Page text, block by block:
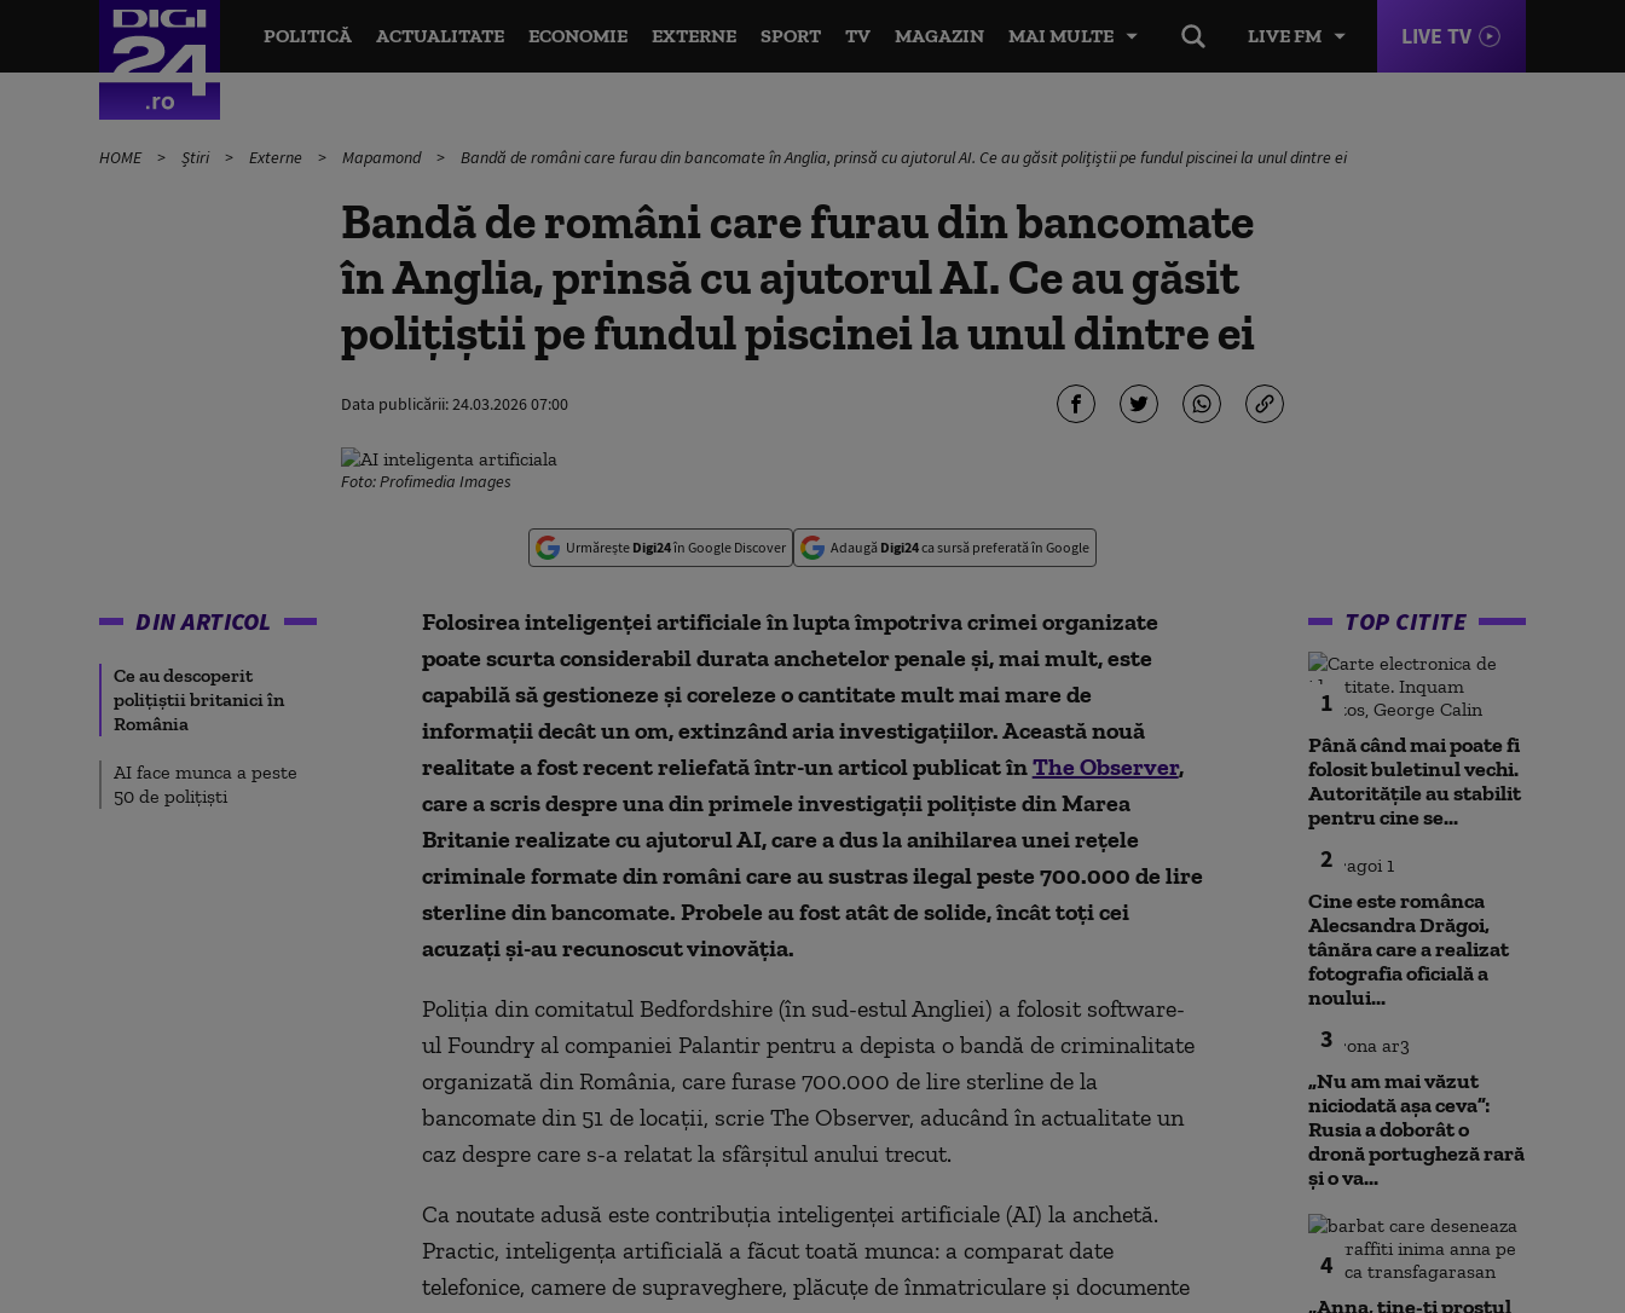
LIVE FM LIVE TV
POLITICĂ ACTUALITATE ECONOMIE EXTERNE SPORT TV MAGAZIN MAI MULTE
HOME Știri Externe Mapamond Bandă de români care furau din bancomate în Anglia, prinsă cu ajutorul AI. Ce au găsit polițiștii pe fundul piscinei la unul dintre ei
Bandă de români care furau din bancomate
în Anglia, prinsă cu ajutorul AI. Ce au găsit
polițiștii pe fundul piscinei la unul dintre ei
Data publicării:24.03.2026 07:00
Foto: Profimedia Images
Urmărește Digi24în Google Discover Adaugă Digi24ca sursă preferată în Google
DIN ARTICOL
Ce au descoperit
polițiștii britanici în
România
AI face munca a peste
50 de polițiști
Folosirea inteligenței artificiale în lupta împotriva crimei organizate
poate scurta considerabil durata anchetelor penale și, mai mult, este
capabilă să gestioneze și coreleze o cantitate mult mai mare de
informații decât un om, extinzând aria investigațiilor. Această nouă
realitate a fost recent reliefată într-un articol publicat înThe Observer,
care a scris despre una din primele investigații polițiste din Marea
Britanie realizate cu ajutorul AI, care a dus la anihilarea unei rețele
criminale formate din români care au sustras ilegal peste 700.000 de lire
sterline din bancomate. Probele au fost atât de solide, încât toți cei
acuzați și-au recunoscut vinovăția.
Poliția din comitatul Bedfordshire (în sud-estul Angliei) a folosit software-
ul Foundry al companiei Palantir pentru a depista o bandă de criminalitate
organizată din România, care furase 700.000 de lire sterline de la
bancomate din 51 de locații, scrie The Observer, aducând în actualitate un
caz despre care s-a relatat la sfârșitul anului trecut.
Ca noutate adusă este contribuția inteligenței artificiale (AI) la anchetă.
Practic, inteligența artificială a făcut toată munca: a comparat date
telefonice, camere de supraveghere, plăcuțe de înmatriculare și documente
TOP CITITE
1
Până când mai poate fi
folosit buletinul vechi.
Autoritățile au stabilit
pentru cine se...
2
Cine este românca
Alecsandra Drăgoi,
tânăra care a realizat
fotografia oficială a
noului...
3
„Nu am mai văzut
niciodată așa ceva”:
Rusia a doborât o
dronă portugheză rară
și o va...
4
„Anna, ţine-ţi prostul